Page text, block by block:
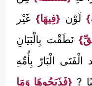
لَوْن {فِيهَا} غَيْر
نَطَقْت بِالْبَيَانِ
الْبَارّ بِأُمِّهِ
? {فَذَبَحُوهَا وَمَا